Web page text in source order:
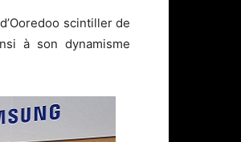
scintiller de
à son dynamisme